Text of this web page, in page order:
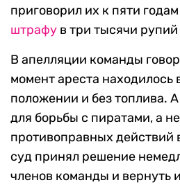
приговорил их к пяти
штрафу в три тысячи
В апелляции команды
момент ареста находилось
положении и без топлива.
для борьбы с пиратами, а
противоправных
суд принял решение
членов команды и вернуть